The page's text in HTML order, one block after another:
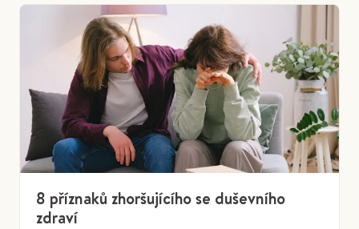
8 příznaků zhoršujícího se duševního
zdraví